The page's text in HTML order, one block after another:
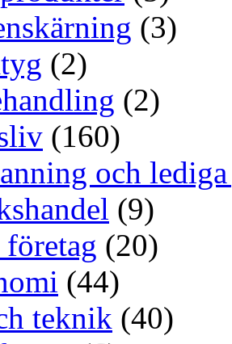
(3)
(2)
(2)
(160)
och
(9)
(20)
(44)
teknik (40)